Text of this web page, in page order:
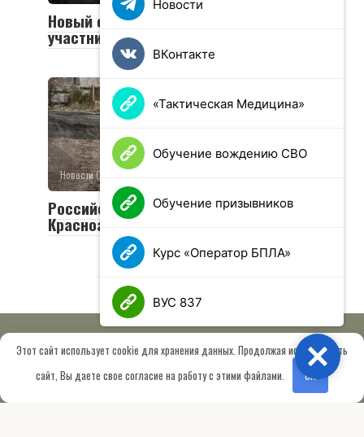
Новый социальный контракт для
участников СВО
Новости СВО
Российская армия освободила
Красноармейск и Волчанск
© 2026 МОО «Союз ветеранов спецназа ГРУ имени Героя РФ
Шектаева Д.А.»Сведения об образовательной организации
Этот сайт использует cookie для хранения данных. Продолжая использовать
сайт, Вы даете свое согласие на работу с этими файлами.
OK
Новости
ВКонтакте
«Тактическая Медицина»
Обучение вождению СВО
Обучение призывников
Курс «Оператор БПЛА»
ВУС 837
Close